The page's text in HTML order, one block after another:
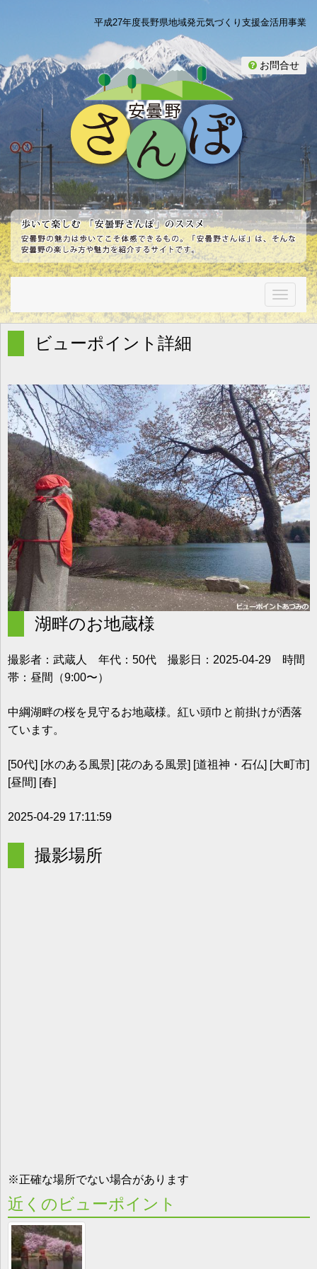
お問合せ
平成27年度長野県地域発元気づくり支援金活用事業
T
o
g
g
v
i
g
a
t
i
o
n
ビューポイント詳細
湖畔のお地蔵様
撮影者：武蔵人 年代：50代 撮影日：2025-04-29 時間
帯：昼間（9:00〜）
中綱湖畔の桜を見守るお地蔵様。紅い頭巾と前掛けが洒落
ています。
[50代] [水のある風景] [花のある風景] [道祖神・石仏] [大町市]
[昼間] [春]
2025-04-29 17:11:59
撮影場所
※正確な場所でない場合があります
近くのビューポイント